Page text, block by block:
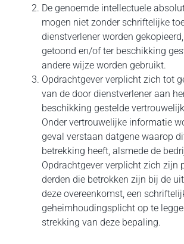
De genoemde intellectuele
mogen niet zonder schriftelijke
dienstverlener worden
getoond en/of ter beschikking
andere wijze worden gebruikt.
Opdrachtgever verplicht zich tot
van de door dienstverlener aan
beschikking gestelde
Onder vertrouwelijke informatie
geval verstaan datgene waarop
betrekking heeft, alsmede de
Opdrachtgever verplicht zich zijn
derden die betrokken zijn bij de
deze overeenkomst, een
geheimhoudingsplicht op te
strekking van deze bepaling.